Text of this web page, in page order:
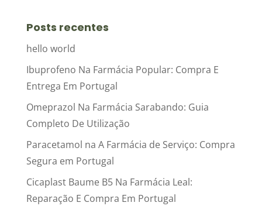
Posts recentes
hello world
Ibuprofeno Na Farmácia Popular: Compra E
Entrega Em Portugal
Omeprazol Na Farmácia Sarabando: Guia
Completo De Utilização
Paracetamol na A Farmácia de Serviço: Compra
Segura em Portugal
Cicaplast Baume B5 Na Farmácia Leal:
Reparação E Compra Em Portugal